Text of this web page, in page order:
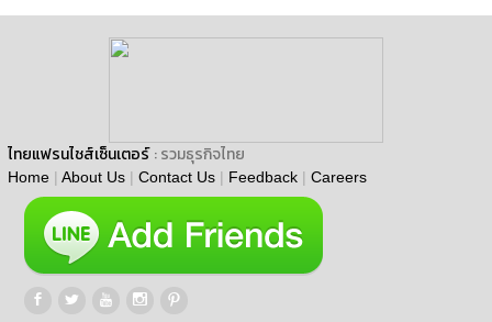
ไทยแฟรนไชส์เซ็นเตอร์ : รวมธุรกิจไทย
Home | About Us | Contact Us | Feedback | Careers